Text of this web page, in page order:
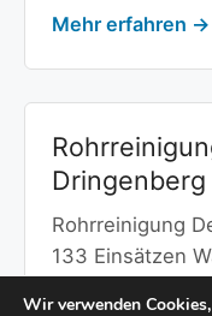
Mehr erfahren →
Rohrreinigung
133 Einsätzen
Wir verwenden